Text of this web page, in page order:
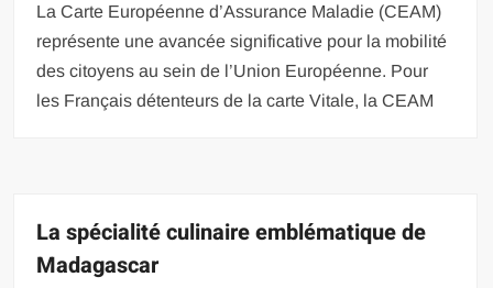
La Carte Européenne d’Assurance Maladie (CEAM)
représente une avancée significative pour la mobilité
des citoyens au sein de l’Union Européenne. Pour
les Français détenteurs de la carte Vitale, la CEAM
La spécialité culinaire emblématique de
Madagascar